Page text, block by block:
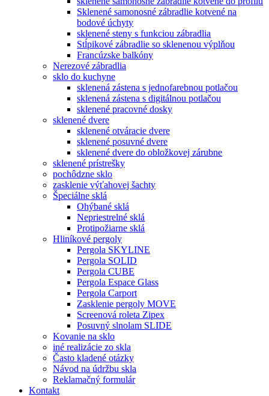
Sklenené samonosné zábradlie kotvené na
bodové úchyty
sklenené steny s funkciou zábradlia
Stĺpikové zábradlie so sklenenou výplňou
Francúzske balkóny
Nerezové zábradlia
sklo do kuchyne
sklenená zástena s jednofarebnou potlačou
sklenená zástena s digitálnou potlačou
sklenené pracovné dosky
sklenené dvere
sklenené otváracie dvere
sklenené posuvné dvere
sklenené dvere do obložkovej zárubne
sklenené prístrešky
pochôdzne sklo
zasklenie výťahovej šachty
Špeciálne sklá
Ohýbané sklá
Nepriestrelné sklá
Protipožiarne sklá
Hliníkové pergoly
Pergola SKYLINE
Pergola SOLID
Pergola CUBE
Pergola Espace Glass
Pergola Carport
Zasklenie pergoly MOVE
Screenová roleta Zipex
Posuvný slnolam SLIDE
Kovanie na sklo
iné realizácie zo skla
Často kladené otázky
Návod na údržbu skla
Reklamačný formulár
Kontakt